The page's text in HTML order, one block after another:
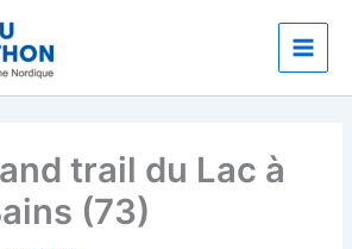
Main
trail du Lac à
(73)